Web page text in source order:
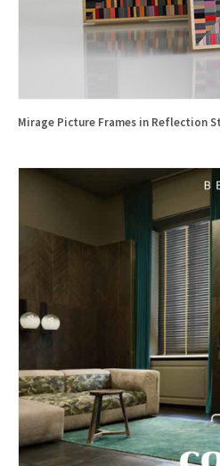
Mirage Picture Frames in Reflection